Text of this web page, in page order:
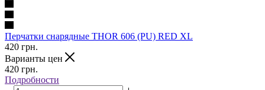
Перчатки снарядные THOR 606 (PU) RED XL
420 грн.
Варианты цен
420 грн.
Подробности